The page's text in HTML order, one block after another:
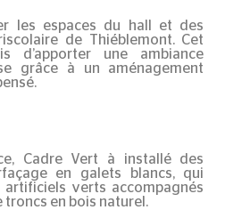
les espaces du hall et des
de Thiéblemont. Cet
d’apporter une ambiance
grâce à un aménagement
Cadre Vert à installé des
en galets blancs, qui
verts accompagnés
troncs en bois naturel.